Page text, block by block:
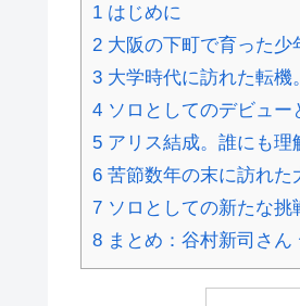
1 はじめに
2 大阪の下町で育った少
3 大学時代に訪れた転
4 ソロとしてのデビュー
5 アリス結成。誰にも
6 苦節数年の末に訪れた
7 ソロとしての新たな
8 まとめ：谷村新司さん